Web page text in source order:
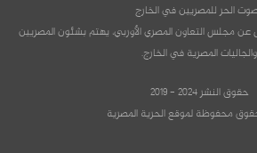
الحر للمصريين في الخارج
مجلس التعاون المصري الأوربي، يهتم بشئون المصريين
والجاليات المصرية في الخارج.
حقوق النشر 2024 - 2019
محفوظة لموقع الحرية المصرية